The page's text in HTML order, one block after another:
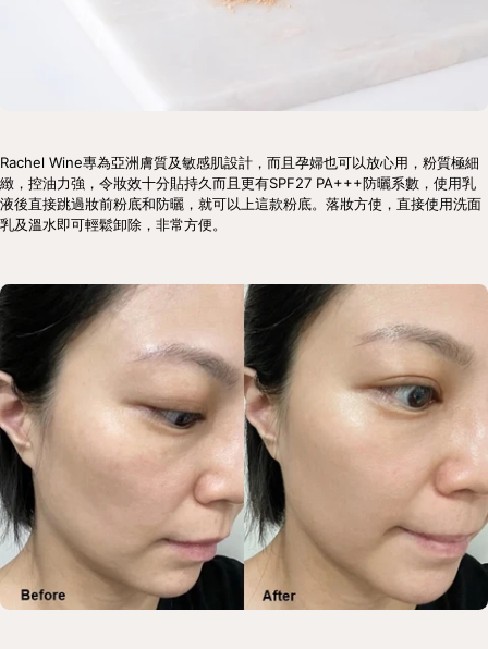
Rachel Wine專為亞洲膚質及敏感肌設計，而且孕婦也可以放心用，粉質極細
緻，控油力強，令妝效十分貼持久而且更有SPF27 PA+++防曬系數，使用乳
液後直接跳過妝前粉底和防曬，就可以上這款粉底。落妝方使，直接使用洗面
乳及溫水即可輕鬆卸除，非常方便。